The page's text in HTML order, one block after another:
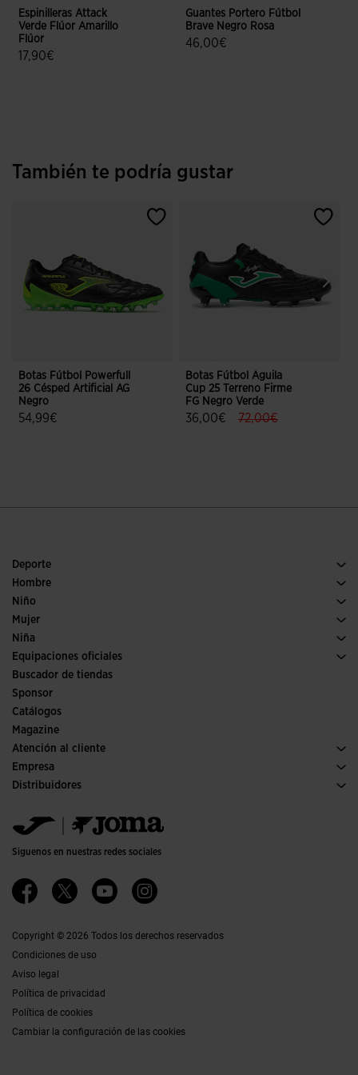
Espinilleras Attack
Verde Flúor Amarillo
Flúor
17,90€
Guantes Portero Fútbol
Brave Negro Rosa
46,00€
También te podría gustar
Botas Fútbol Powerfull
26 Césped Artificial AG
Negro
54,99€
Botas Fútbol Aguila
Cup 25 Terreno Firme
FG Negro Verde
36,00€ 72,00€label.price.to
Deporte
Running
Pádel
Fútbol
Trail running
Tenis
Hombre
Calzado Hombre
Deporte
Niño
Ver todo ropa niño
Mujer
Ropa Mujer
Deporte
Niña
Ver todo ropa niña
Equipaciones oficiales
Fútbol
Fútbol sala
Comités y Federaciones
Ediciones especiales
Buscador de tiendas
Sponsor
Catálogos
Magazine
Atención al cliente
Condiciones de compra
Transporte y entrega
Preguntas frecuentes
Empresa
Historia
Política de calidad y medio ambiente
Trabaja con nosotros
Proyectos subvencionados
Canal ético
Distribuidores
Jomanet
Área marketing
Contacto
Siguenos en nuestras redes sociales
Copyright © 2026 Todos los derechos reservados
Condiciones de uso
Aviso legal
Política de privacidad
Política de cookies
Cambiar la configuración de las cookies